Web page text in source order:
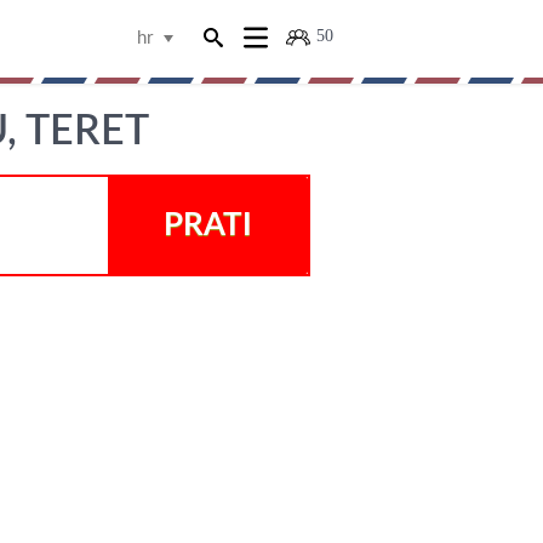
50
hr
PRATI